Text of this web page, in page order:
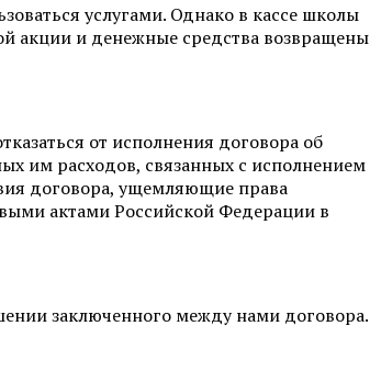
услугами. Однако в кассе школы
акции и денежные средства возвращены
от исполнения договора об
им расходов, связанных с исполнением
договора, ущемляющие права
актами Российской Федерации в
заключенного между нами договора.